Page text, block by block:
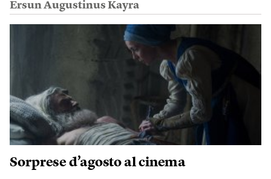
Ersun Augustinus Kayra
Sorprese d’agosto al cinema